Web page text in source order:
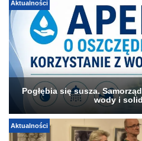
Aktualności
Pogłębia się susza.
wody i
Aktualności